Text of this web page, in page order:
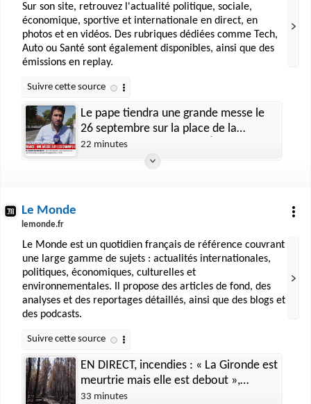
Sur son site, retrouvez l'actualité politique, sociale,
économique, sportive et internationale en direct, en
photos et en vidéos. Des rubriques dédiées comme Tech,
Auto ou Santé sont également disponibles, ainsi que des
émissions en replay.
Le pape tiendra une grande messe le
26 septembre sur la place de la
Concorde et les Champs-Élysées
22 minutes
Le Monde
lemonde.fr
Le Monde est un quotidien français de référence couvrant
une large gamme de sujets : actualités internationales,
politiques, économiques, culturelles et
environnementales. Il propose des articles de fond, des
analyses et des reportages détaillés, ainsi que des blogs et
des podcasts.
EN DIRECT, incendies : « La Gironde est
meurtrie mais elle est debout »,
déclare le ministre du tourisme
33 minutes